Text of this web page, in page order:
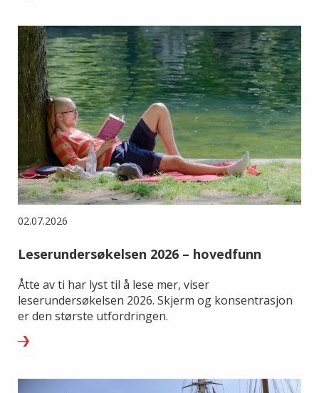
02.07.2026
Leserundersøkelsen 2026 – hovedfunn
Åtte av ti har lyst til å lese mer, viser
leserundersøkelsen 2026. Skjerm og konsentrasjon
er den største utfordringen.